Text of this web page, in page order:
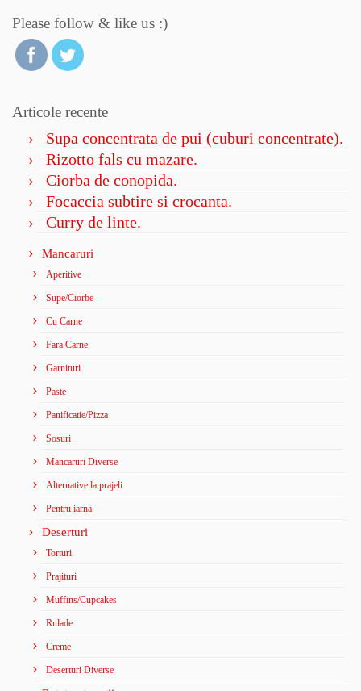
Please follow & like us :)
Articole recente
Supa concentrata de pui (cuburi concentrate).
Rizotto fals cu mazare.
Ciorba de conopida.
Focaccia subtire si crocanta.
Curry de linte.
Mancaruri
Aperitive
Supe/Ciorbe
Cu Carne
Fara Carne
Garnituri
Paste
Panificatie/Pizza
Sosuri
Mancaruri Diverse
Alternative la prajeli
Pentru iarna
Deserturi
Torturi
Prajituri
Muffins/Cupcakes
Rulade
Creme
Deserturi Diverse